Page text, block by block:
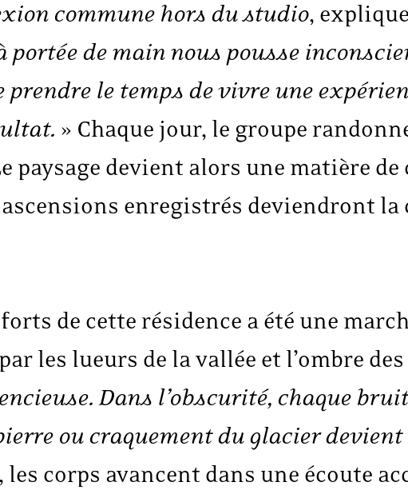
commune hors du studio,
portée de main nous pousse
le temps de vivre une
» Chaque jour, le groupe
paysage devient alors une matière
enregistrés deviendront la
forts de cette résidence a été une
les lueurs de la vallée et l’ombre
Dans l’obscurité, chaque
ou craquement du glacier devient
corps avancent dans une écoute